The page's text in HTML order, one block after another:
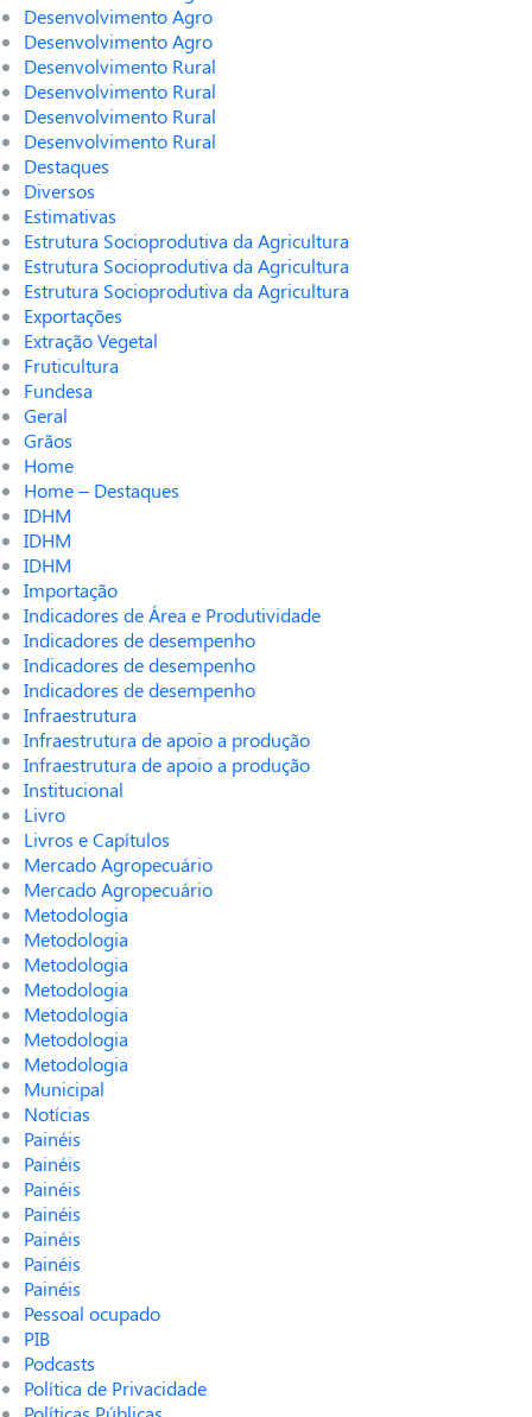
Desenvolvimento Agro
Desenvolvimento Agro
Desenvolvimento Rural
Desenvolvimento Rural
Desenvolvimento Rural
Desenvolvimento Rural
Destaques
Diversos
Estimativas
Estrutura Socioprodutiva da Agricultura
Estrutura Socioprodutiva da Agricultura
Estrutura Socioprodutiva da Agricultura
Exportações
Extração Vegetal
Fruticultura
Fundesa
Geral
Grãos
Home
Home – Destaques
IDHM
IDHM
IDHM
Importação
Indicadores de Área e Produtividade
Indicadores de desempenho
Indicadores de desempenho
Indicadores de desempenho
Infraestrutura
Infraestrutura de apoio a produção
Infraestrutura de apoio a produção
Institucional
Livro
Livros e Capítulos
Mercado Agropecuário
Mercado Agropecuário
Metodologia
Metodologia
Metodologia
Metodologia
Metodologia
Metodologia
Metodologia
Municipal
Notícias
Painéis
Painéis
Painéis
Painéis
Painéis
Painéis
Painéis
Pessoal ocupado
PIB
Podcasts
Política de Privacidade